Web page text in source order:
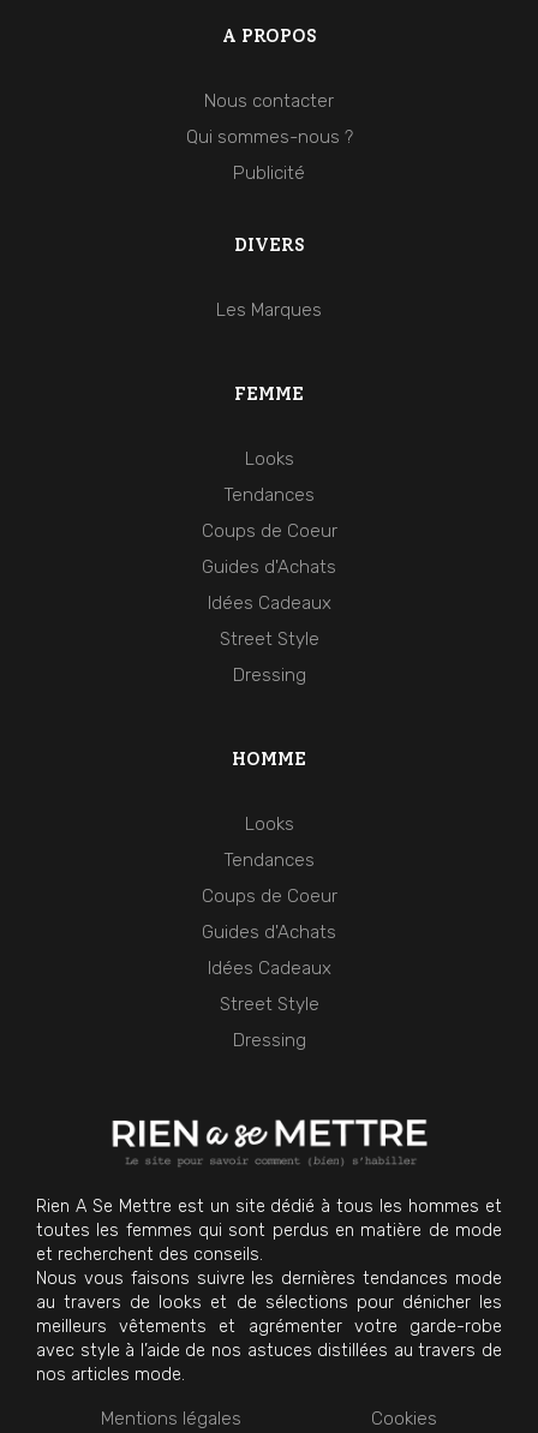
Rien A Se Mettre est un site dédié à tous les hommes et
toutes les femmes qui sont perdus en matière de mode
et recherchent des conseils.
Nous vous faisons suivre les dernières tendances mode
au travers de looks et de sélections pour dénicher les
meilleurs vêtements et agrémenter votre garde-robe
avec style à l’aide de nos astuces distillées au travers de
nos articles mode.
Mentions légales Cookies
HOMME
Looks
Tendances
Coups de Coeur
Guides d'Achats
Idées Cadeaux
Street Style
Dressing
FEMME
Looks
Tendances
Coups de Coeur
Guides d'Achats
Idées Cadeaux
Street Style
Dressing
A PROPOS
Nous contacter
Qui sommes-nous ?
Publicité
DIVERS
Les Marques